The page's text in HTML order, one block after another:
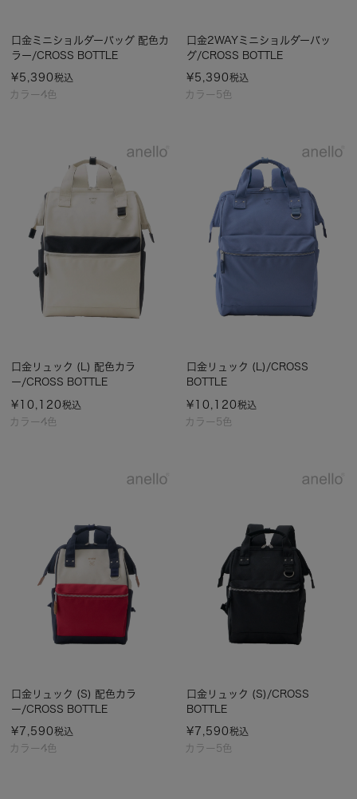
カラー4色
口金ミニショルダーバッグ 配色カ
ラー/CROSS BOTTLE
¥5,390税込
カラー5色
口金2WAYミニショルダーバッ
グ/CROSS BOTTLE
¥5,390税込
カラー4色
口金リュック (L) 配色カラ
ー/CROSS BOTTLE
¥ 10,120税込
カラー5色
口金リュック (L)/CROSS
BOTTLE
¥ 10,120税込
カラー4色
口金リュック (S) 配色カラ
ー/CROSS BOTTLE
¥7,590税込
カラー5色
口金リュック (S)/CROSS
BOTTLE
¥7,590税込